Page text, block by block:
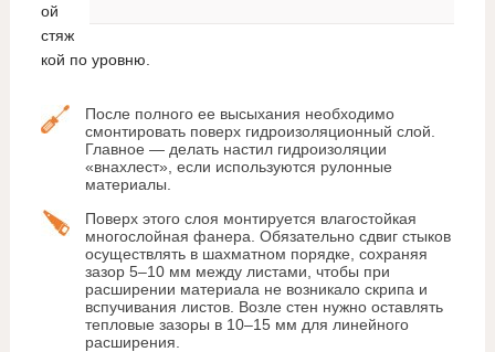
ой
стяж
кой по уровню.
После полного ее высыхания необходимо
смонтировать поверх гидроизоляционный слой.
Главное — делать настил гидроизоляции
«внахлест», если используются рулонные
материалы.
Поверх этого слоя монтируется влагостойкая
многослойная фанера. Обязательно сдвиг стыков
осуществлять в шахматном порядке, сохраняя
зазор 5–10 мм между листами, чтобы при
расширении материала не возникало скрипа и
вспучивания листов. Возле стен нужно оставлять
тепловые зазоры в 10–15 мм для линейного
расширения.